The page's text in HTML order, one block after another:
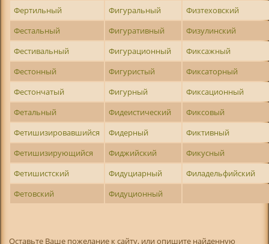
Фертильный
Фигуральный
Физтеховский
Фестальный
Фигуративный
Физулинский
Фестивальный
Фигурационный
Фиксажный
Фестонный
Фигуристый
Фиксаторный
Фестончатый
Фигурный
Фиксационный
Фетальный
Фидеистический
Фиксовый
Фетишизировавшийся
Фидерный
Фиктивный
Фетишизирующийся
Фиджийский
Фикусный
Фетишистский
Фидуциарный
Филадельфийский
Фетовский
Фидуционный
Оставьте Ваше пожелание к сайту, или опишите найденную